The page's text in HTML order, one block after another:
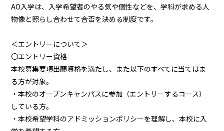
AO入学は、入学希望者のやる気や個性などを、学科が求める人
物像と照らし合わせて合否を決める制度です。
＜エントリーについて＞
〇エントリー資格
本校募集要項出願資格を満たし、また以下のすべてに当てはま
る方が対象。
・本校のオープンキャンパスに参加（エントリーするコース）
している方。
・本校希望学科のアドミッションポリシーを理解し、本校に入